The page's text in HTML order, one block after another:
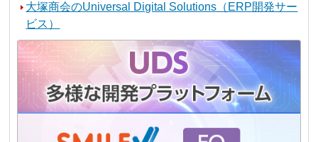
大塚商会のUniversal Digital Solutions（ERP開発サー
ビス）